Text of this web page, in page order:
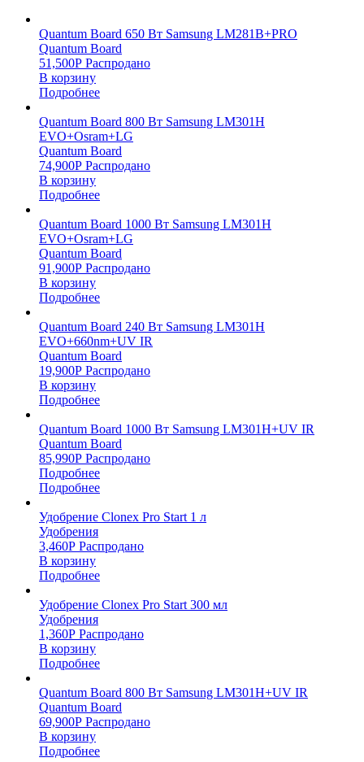
Quantum Board 650 Вт Samsung LM281B+PRO
Quantum Board
51,500Р Распродано
В корзину
Подробнее
Quantum Board 800 Вт Samsung LM301H
EVO+Osram+LG
Quantum Board
74,900Р Распродано
В корзину
Подробнее
Quantum Board 1000 Вт Samsung LM301H
EVO+Osram+LG
Quantum Board
91,900Р Распродано
В корзину
Подробнее
Quantum Board 240 Вт Samsung LM301H
EVO+660nm+UV IR
Quantum Board
19,900Р Распродано
В корзину
Подробнее
Quantum Board 1000 Вт Samsung LM301H+UV IR
Quantum Board
85,990Р Распродано
Подробнее
Подробнее
Удобрение Clonex Pro Start 1 л
Удобрения
3,460Р Распродано
В корзину
Подробнее
Удобрение Clonex Pro Start 300 мл
Удобрения
1,360Р Распродано
В корзину
Подробнее
Quantum Board 800 Вт Samsung LM301H+UV IR
Quantum Board
69,900Р Распродано
В корзину
Подробнее